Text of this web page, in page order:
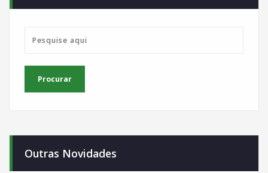
Outras Novidades